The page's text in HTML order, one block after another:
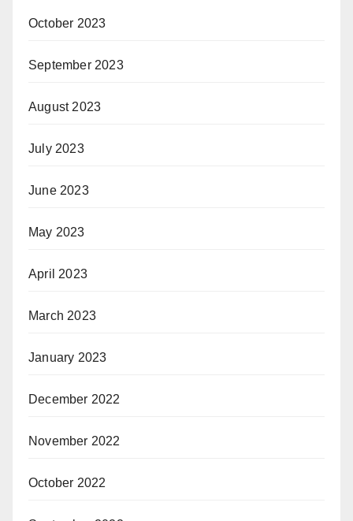
October 2023
September 2023
August 2023
July 2023
June 2023
May 2023
April 2023
March 2023
January 2023
December 2022
November 2022
October 2022